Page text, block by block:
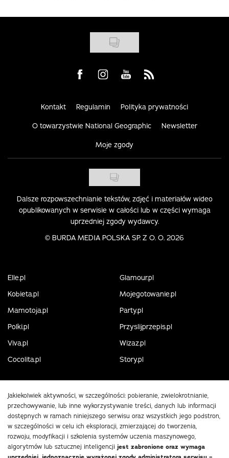
Visit us on Facebook
Visit us on Instagram
Visit us on Youtube
Visit us on Rss
Kontakt Regulamin Polityka prywatności
O towarzystwie National Geographic Newsletter
Moje zgody
Dalsze rozpowszechnianie tekstów, zdjęć i materiałów wideo
opublikowanych w serwisie w całości lub w części wymaga
uprzedniej zgody wydawcy.
© BURDA MEDIA POLSKA SP. Z O. O. 2026
Elle.pl
Glamour.pl
Kobieta.pl
Mojegotowanie.pl
Mamotoja.pl
Party.pl
Polki.pl
Przyslijprzepis.pl
Viva.pl
Wizaz.pl
Cocolita.pl
Story.pl
Jakiekolwiek aktywności, w szczególności: pobieranie, zwielokrotnianie,
przechowywanie, lub inne wykorzystywanie treści, danych lub informacji
dostępnych w ramach niniejszego serwisu oraz wszystkich jego podstron,
w szczególności w celu ich eksploracji, zmierzającej do tworzenia,
rozwoju, modyfikacji i szkolenia systemów uczenia maszynowego,
algorytmów lub sztucznej inteligencji jest zabronione oraz wymaga